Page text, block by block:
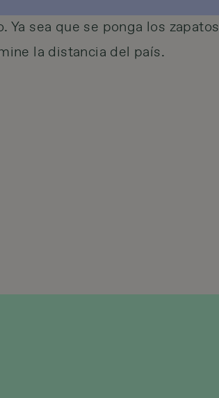
Ya sea que se ponga los zapatos
la distancia del país.